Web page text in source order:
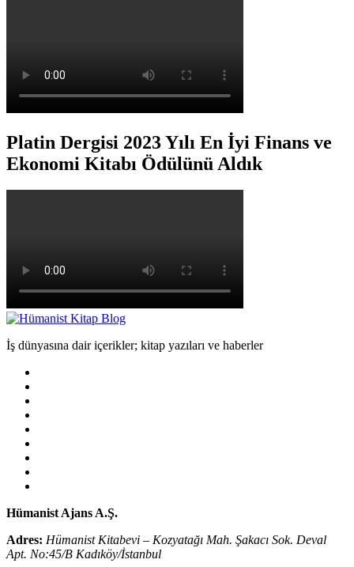
Platin Dergisi 2023 Yılı En İyi Finans ve
Ekonomi Kitabı Ödülünü Aldık
İş dünyasına dair içerikler; kitap yazıları ve haberler
Hümanist Ajans A.Ş.
Adres: Hümanist Kitabevi – Kozyatağı Mah. Şakacı Sok. Deval
Apt. No:45/B Kadıköy/İstanbul